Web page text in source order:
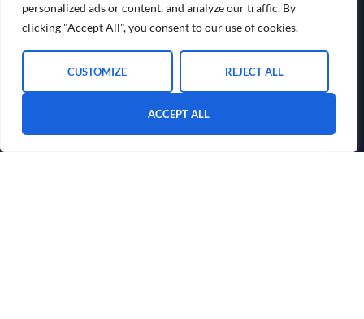
personalized ads or content, and analyze our traffic. By
clicking "Accept All", you consent to our use of cookies.
CUSTOMIZE REJECT ALL
ACCEPT ALL
HOME
ÜBER UNS
CONTACT US
Kontakte